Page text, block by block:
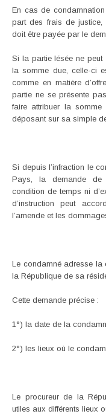
En cas de
part des frais de
doit être payée par le
Si la partie lésée ne peut
la somme due, celle-ci
comme en matière
partie ne se présente
faire attribuer la somme
déposant sur sa simple
Si depuis l’infraction le
Pays, la demande de
condition de temps ni
d’instruction peut
l’amende et les
Le condamné adresse la
la République de sa
Cette demande précise :
1°) la date de la
2°) les lieux où le
Le procureur de la
utiles aux différents lieux